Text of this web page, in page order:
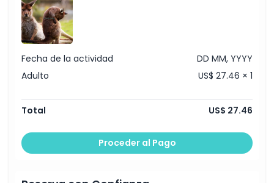
Fecha de la actividad
DD MM, YYYY
Adulto
US$ 27.46 × 1
Total US$ 27.46
Proceder al Pago